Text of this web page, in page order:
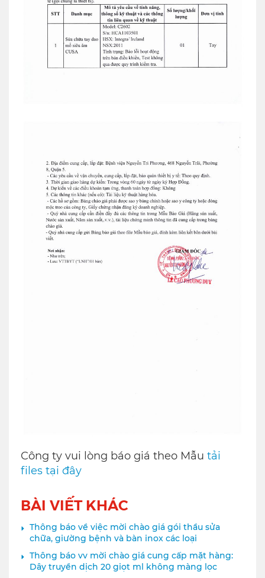
Công ty vui lòng báo giá theo Mẫu tải
files tại đây
BÀI VIẾT KHÁC
Thông báo về việc mời chào giá gói thầu sửa
chữa, giường bệnh và bàn inox các loại
Thông báo vv mời chào giá cung cấp mặt hàng:
Dây truyền dịch 20 giọt ml không màng lọc